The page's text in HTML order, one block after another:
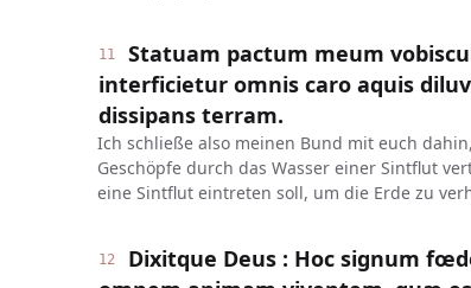
11
Statuam pactum meum
interficietur omnis caro aquis
dissipans terram.
Ich schließe also meinen Bund mit euch
Geschöpfe durch das Wasser einer Sintflut
eine Sintflut eintreten soll, um die Erde zu
12
Dixitque Deus : Hoc signum